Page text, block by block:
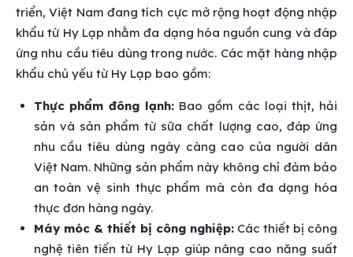
triển, Việt Nam đang tích cực mở rộng hoạt động nhập
khẩu từ Hy Lạp nhằm đa dạng hóa nguồn cung và đáp
ứng nhu cầu tiêu dùng trong nước. Các mặt hàng nhập
khẩu chủ yếu từ Hy Lạp bao gồm:
Thực phẩm đông lạnh: Bao gồm các loại thịt, hải
sản và sản phẩm từ sữa chất lượng cao, đáp ứng
nhu cầu tiêu dùng ngày càng cao của người dân
Việt Nam. Những sản phẩm này không chỉ đảm bảo
an toàn vệ sinh thực phẩm mà còn đa dạng hóa
thực đơn hàng ngày.
Máy móc & thiết bị công nghiệp:Các thiết bị công
nghệ tiên tiến từ Hy Lạp giúp nâng cao năng suất